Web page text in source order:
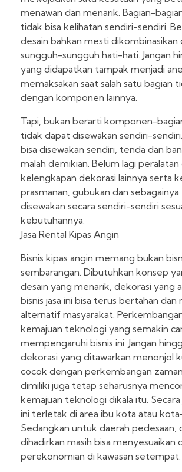
menawan dan menarik. Bagian-
tidak bisa kelihatan sendiri-sendiri.
desain bahkan mesti dikombinasikan
sungguh-sungguh hati-hati. Jangan
yang didapatkan tampak menjadi
memaksakan saat salah satu bagian
dengan komponen lainnya.
Tapi, bukan berarti komponen-
tidak dapat disewakan sendiri-
bisa disewakan sendiri, tenda dan
malah demikian. Belum lagi peralatan
kelengkapan dekorasi lainnya serta
prasmanan, gubukan dan
disewakan secara sendiri-sendiri
kebutuhannya.
Jasa Rental Kipas Angin
Bisnis kipas angin memang bukan
sembarangan. Dibutuhkan konsep
desain yang menarik, dekorasi yang
bisnis jasa ini bisa terus bertahan dan
alternatif masyarakat.
kemajuan teknologi yang semakin
mempengaruhi bisnis ini. Jangan
dekorasi yang ditawarkan menonjol
cocok dengan perkembangan
dimiliki juga tetap seharusnya
kemajuan teknologi dikala itu. Secara
ini terletak di area ibu kota atau
Sedangkan untuk daerah pedesaan,
dihadirkan masih bisa menyesuaikan
perekonomian di kawasan setempat.